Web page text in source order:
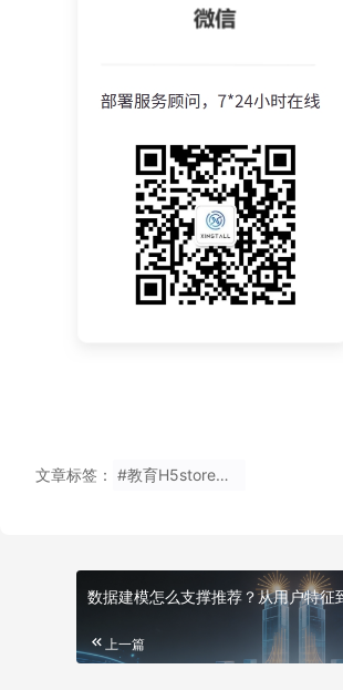
文章标签： #教育H5store获取二维码上数据
数据建模怎么支撑推荐？从用户特征
上一篇